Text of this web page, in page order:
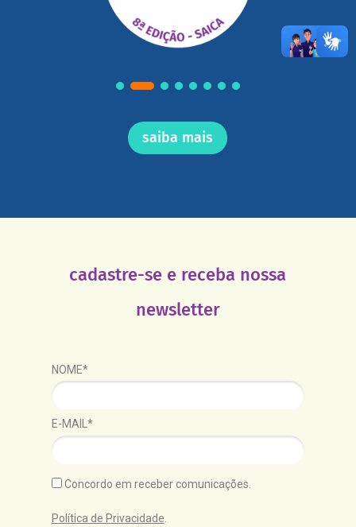
saiba mais
cadastre-se e receba nossa
newsletter
NOME*
E-MAIL*
Concordo em receber comunicações.
Política de Privacidade